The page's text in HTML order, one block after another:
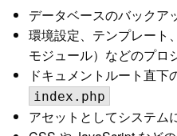
データベースのバックア
環境設定、テンプレート
モジュール）などのプロ
ドキュメントルート直下
index.php
アセットとしてシステム